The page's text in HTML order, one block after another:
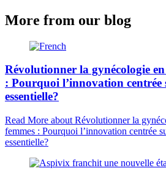
More from our blog
Révolutionner la gynécologie
: Pourquoi l’innovation centrée
essentielle?
Read More about Révolutionner la
femmes : Pourquoi l’innovation centrée
essentielle?